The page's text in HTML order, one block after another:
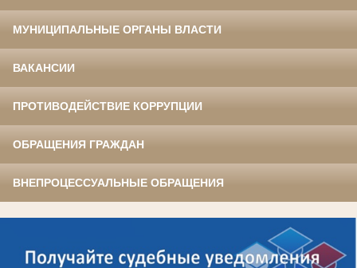
МУНИЦИПАЛЬНЫЕ ОРГАНЫ ВЛАСТИ
ВАКАНСИИ
ПРОТИВОДЕЙСТВИЕ КОРРУПЦИИ
ОБРАЩЕНИЯ ГРАЖДАН
ВНЕПРОЦЕССУАЛЬНЫЕ ОБРАЩЕНИЯ